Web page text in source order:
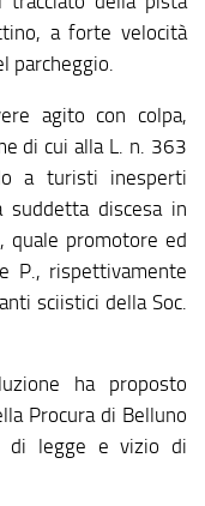
a forte velocità
parcheggio.
agito con colpa,
di cui alla L. n. 363
a turisti inesperti
discesa in
quale promotore ed
P., rispettivamente
sciistici della Soc.
ha proposto
Procura di Belluno
di legge e vizio di